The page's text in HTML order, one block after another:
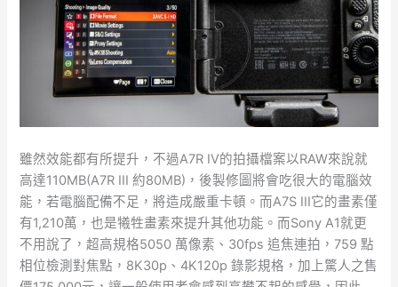
雖然效能都有所提升，不過A7R IV的拍攝檔案以RAW來說就
高達110MB(A7R III 約80MB)，後製修圖將會吃很大的電腦效
能，若電腦配備不足，將造成嚴重卡頓。而A7S III它的畫素僅
有1,210萬，也是犧牲畫素來提升其他功能。而Sony A1就更
不用說了，超高規格5050 萬像素、30fps 追焦連拍，759 點
相位檢測對焦點，8K30p、4K120p 錄影規格，加上驚人之售